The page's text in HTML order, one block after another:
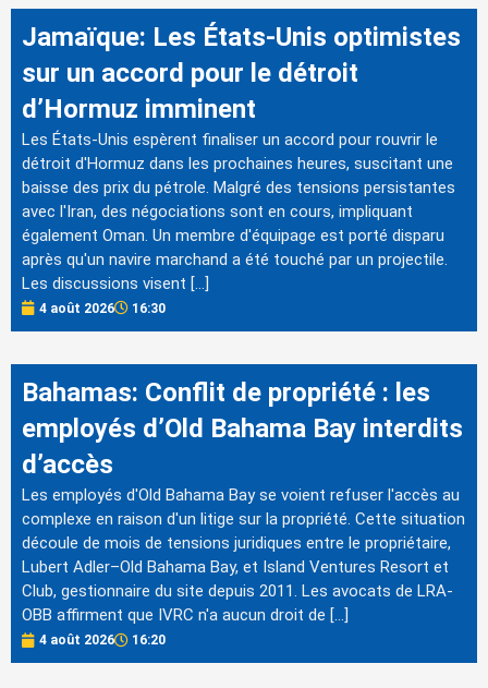
Jamaïque: Les États-Unis optimistes
sur un accord pour le détroit
d’Hormuz imminent
Les États-Unis espèrent finaliser un accord pour rouvrir le
détroit d'Hormuz dans les prochaines heures, suscitant une
baisse des prix du pétrole. Malgré des tensions persistantes
avec l'Iran, des négociations sont en cours, impliquant
également Oman. Un membre d'équipage est porté disparu
après qu'un navire marchand a été touché par un projectile.
Les discussions visent […]
4 août 2026 16:30
Bahamas: Conflit de propriété : les
employés d’Old Bahama Bay interdits
d’accès
Les employés d'Old Bahama Bay se voient refuser l'accès au
complexe en raison d'un litige sur la propriété. Cette situation
découle de mois de tensions juridiques entre le propriétaire,
Lubert Adler–Old Bahama Bay, et Island Ventures Resort et
Club, gestionnaire du site depuis 2011. Les avocats de LRA-
OBB affirment que IVRC n'a aucun droit de […]
4 août 2026 16:20